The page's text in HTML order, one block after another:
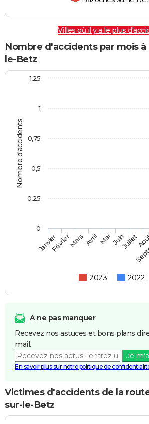
Villes où il y a le plus
Nombre d'accidents par mois à
le-Betz
Nombre d'accidents
2023 2022
JanvierFévrierMars AvrilMaiJuinJuillet
0
1
0,25
0,5
0,75
1,25
A ne pas manquer
Recevez nos astuces et bons plans
mail.
Je
En savoir plus sur notre politique de
Victimes d'accidents de la
sur-le-Betz